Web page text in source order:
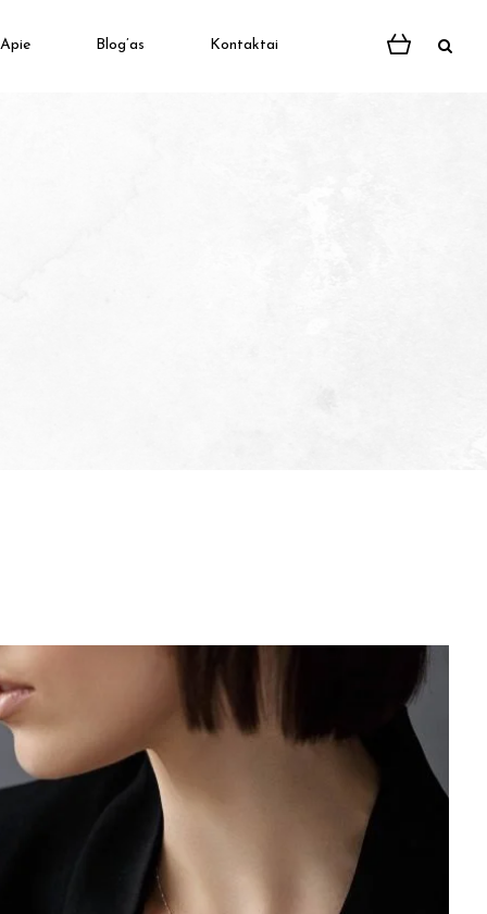
Apie Blog’as Kontaktai